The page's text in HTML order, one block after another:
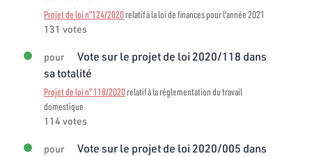
Projet de loi n°124/2020relatif à la loi de finances pour l'année 2021
131 votes
pour
Vote sur le projet de loi 2020/118 dans
sa totalité
Projet de loi n° 118/2020relatif à la réglementation du travail
domestique
114 votes
pour
Vote sur le projet de loi 2020/005 dans